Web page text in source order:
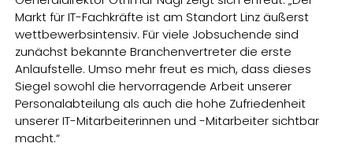
Markt für IT-Fachkräfte ist am Standort Linz äußerst
wettbewerbsintensiv. Für viele Jobsuchende sind
zunächst bekannte Branchenvertreter die erste
Anlaufstelle. Umso mehr freut es mich, dass dieses
Siegel sowohl die hervorragende Arbeit unserer
Personalabteilung als auch die hohe Zufriedenheit
unserer IT-Mitarbeiterinnen und -Mitarbeiter sichtbar
macht.“